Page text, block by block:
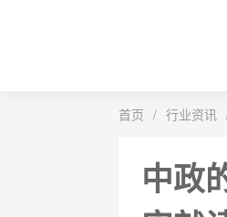
首页 / 行业资讯
中政